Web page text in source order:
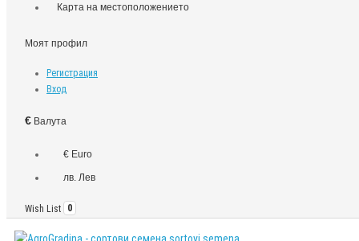
Карта на местоположението
Моят профил
Регистрация
Вход
€ Валута
€ Euro
лв. Лев
Wish List 0